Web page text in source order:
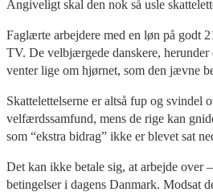
Angiveligt skal den nok så usle
Faglærte arbejdere med en løn på godt
TV. De velbjærgede danskere,
venter lige om hjørnet, som den jævne
Skattelettelserne er altså fup og svindel
velfærdssamfund, mens de rige kan
som “ekstra bidrag” ikke er blevet sat
Det kan ikke betale sig, at arbejde over
betingelser i dagens Danmark. Modsat